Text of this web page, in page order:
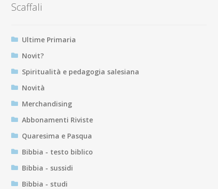
Scaffali
Ultime Primaria
Novit?
Spiritualità e pedagogia salesiana
Novità
Merchandising
Abbonamenti Riviste
Quaresima e Pasqua
Bibbia - testo biblico
Bibbia - sussidi
Bibbia - studi